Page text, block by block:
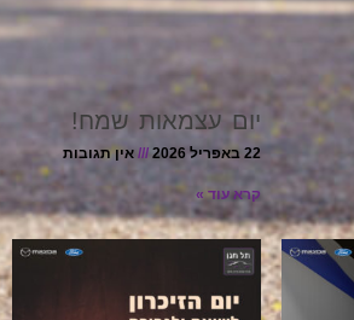
יום עצמאות שמח!
22 באפריל 2026 אין תגובות
קרא עוד »